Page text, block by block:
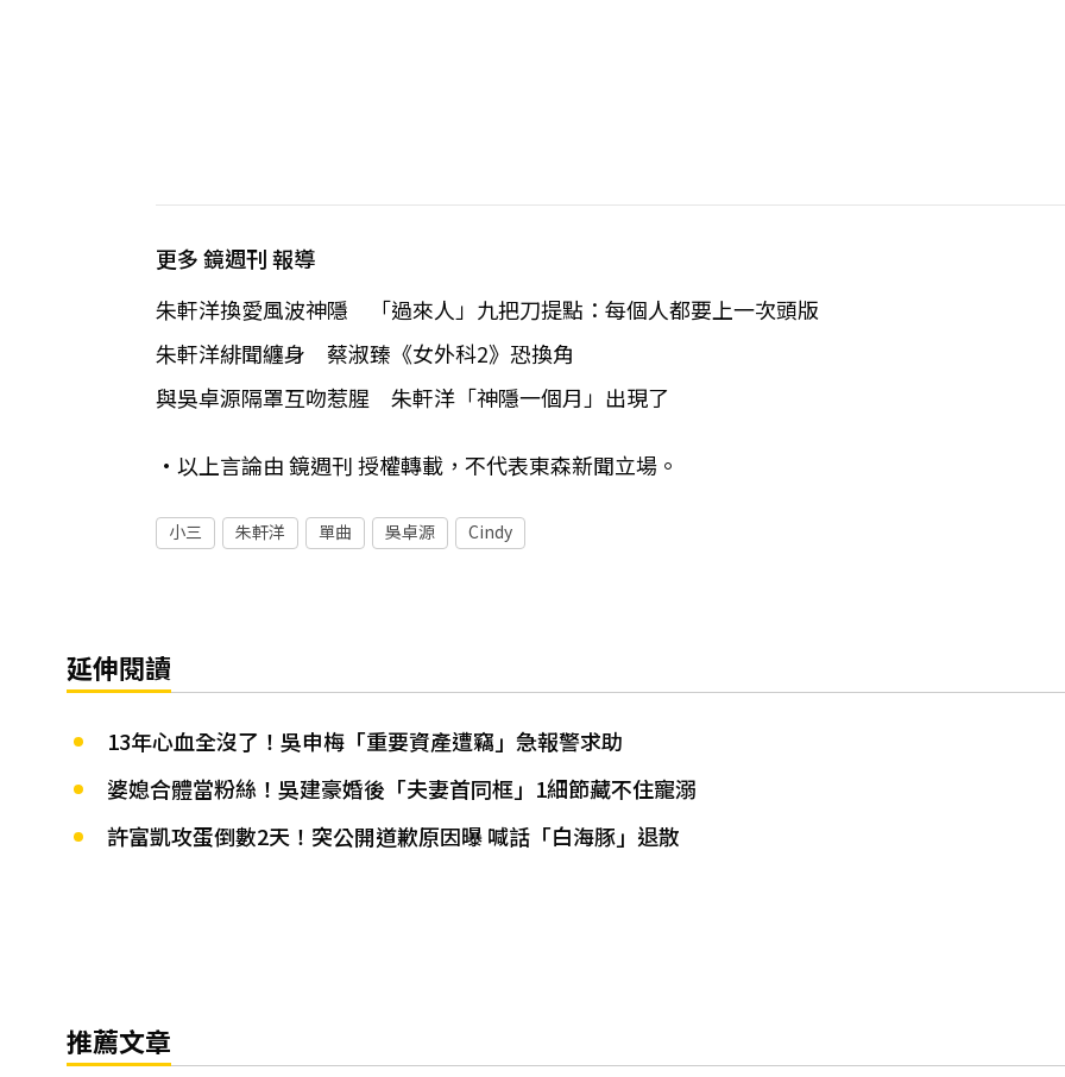
更多 鏡週刊 報導
朱軒洋換愛風波神隱 「過來人」九把刀提點：每個人都要上一次頭版
朱軒洋緋聞纏身 蔡淑臻《女外科2》恐換角
與吳卓源隔罩互吻惹腥 朱軒洋「神隱一個月」出現了
•以上言論由 鏡週刊 授權轉載，不代表東森新聞立場。
小三 朱軒洋 單曲 吳卓源 Cindy
延伸閱讀
13年心血全沒了！吳申梅「重要資產遭竊」急報警求助
婆媳合體當粉絲！吳建豪婚後「夫妻首同框」1細節藏不住寵溺
許富凱攻蛋倒數2天！突公開道歉原因曝 喊話「白海豚」退散
推薦文章